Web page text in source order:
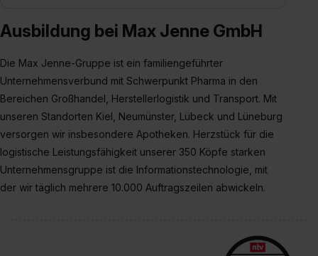
Ausbildung bei Max Jenne GmbH
Die Max Jenne-Gruppe ist ein familiengeführter
Unternehmensverbund mit Schwerpunkt Pharma in den
Bereichen Großhandel, Herstellerlogistik und Transport. Mit
unseren Standorten Kiel, Neumünster, Lübeck und Lüneburg
versorgen wir insbesondere Apotheken. Herzstück für die
logistische Leistungsfähigkeit unserer 350 Köpfe starken
Unternehmensgruppe ist die Informationstechnologie, mit
der wir täglich mehrere 10.000 Auftragszeilen abwickeln.